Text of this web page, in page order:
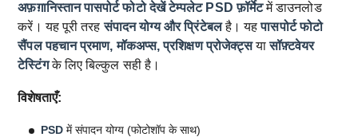
अफ़ग़ानिस्तान पासपोर्ट फोटो देखें टेम्पलेट PSD फ़ॉर्मेटमें डाउनलोड
करें। यह पूरी तरहसंपादन योग्य और प्रिंटेबलहै। यहपासपोर्ट फोटो
सैंपल पहचान प्रमाण, मॉकअप्स, प्रशिक्षण प्रोजेक्ट्सयासॉफ़्टवेयर
टेस्टिंगके लिए बिल्कुल सही है।
विशेषताएँ:
PSD में संपादन योग्य (फोटोशॉप के साथ)